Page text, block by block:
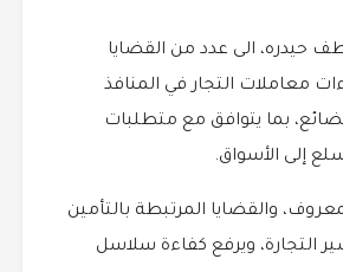
حيدره، الى عدد من القضايا
معاملات التجار في المنافذ
بما يتوافق مع متطلبات
إلى الأسواق.
والقضايا المرتبطة بالتأمين
التجارة، ويرفع كفاءة سلاسل